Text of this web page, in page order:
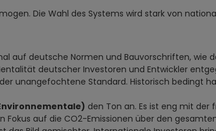
Die Wahl des Systems wird stark von
auf deutsche Normen und Bauvorschriften,
deutscher Investoren und Entwickler
der unangefochtene Standard. Historisch
den Ton an. Es ist eng mit der
auf die CO2-Emissionen über den